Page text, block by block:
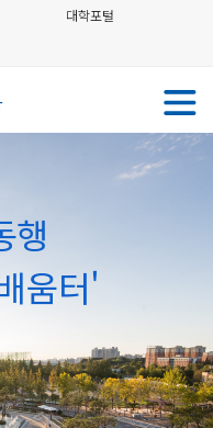
대학포털
행
움터'